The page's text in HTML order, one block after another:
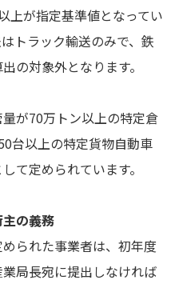
上が指定基準値となってい
トラック輸送のみで、鉄
の対象外となります。
が70万トン以上の特定倉
台以上の特定貨物自動車
て定められています。
の義務
られた事業者は、初年度
局長宛に提出しなければ